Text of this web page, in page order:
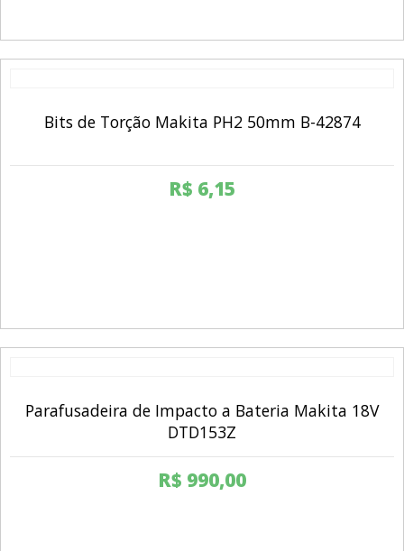
Bits de Torção Makita PH2 50mm B-42874
R$ 6,15
Parafusadeira de Impacto a Bateria Makita 18V
DTD153Z
R$ 990,00